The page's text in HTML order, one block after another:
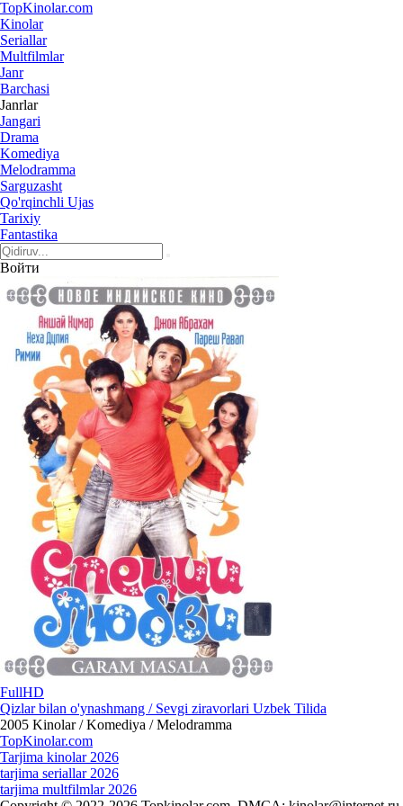
TopKinolar.com
Kinolar
Seriallar
Multfilmlar
Janr
Barchasi
Janrlar
Jangari
Drama
Komediya
Melodramma
Sarguzasht
Qo'rqinchli Ujas
Tarixiy
Fantastika
Войти
FullHD
Qizlar bilan o'ynashmang / Sevgi ziravorlari Uzbek Tilida
2005 Kinolar / Komediya / Melodramma
TopKinolar.com
Tarjima kinolar 2026
tarjima seriallar 2026
tarjima multfilmlar 2026